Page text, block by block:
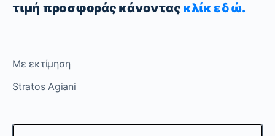
τιμή προσφοράς κάνοντας κλίκ εδώ.
Με εκτίμηση
Stratos Agiani